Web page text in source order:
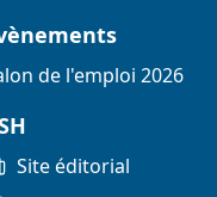
de l'emploi 2026
Site éditorial